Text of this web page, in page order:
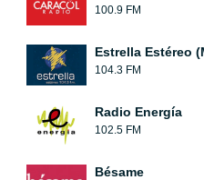
100.9 FM
Estrella Estéreo
104.3 FM
Radio Energía
102.5 FM
Bésame